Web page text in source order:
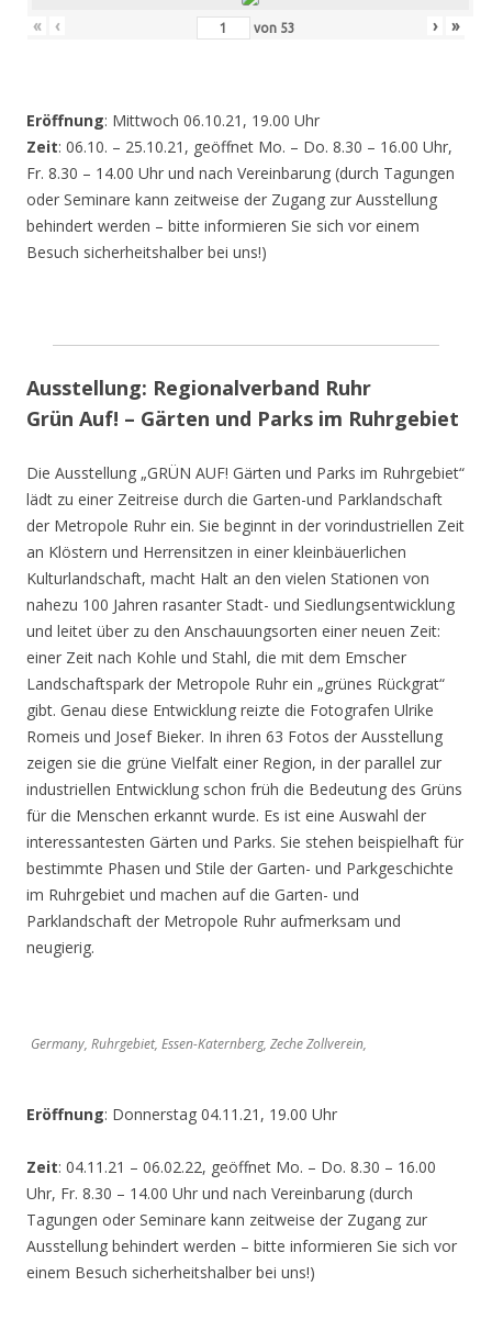
« ‹ von 53 › »
Eröffnung: Mittwoch 06.10.21, 19.00 Uhr
Zeit: 06.10. – 25.10.21, geöffnet Mo. – Do. 8.30 – 16.00 Uhr,
Fr. 8.30 – 14.00 Uhr und nach Vereinbarung (durch Tagungen
oder Seminare kann zeitweise der Zugang zur Ausstellung
behindert werden – bitte informieren Sie sich vor einem
Besuch sicherheitshalber bei uns!)
Ausstellung: Regionalverband Ruhr
Grün Auf! – Gärten und Parks im Ruhrgebiet
Die Ausstellung „GRÜN AUF! Gärten und Parks im Ruhrgebiet“
lädt zu einer Zeitreise durch die Garten-und Parklandschaft
der Metropole Ruhr ein. Sie beginnt in der vorindustriellen Zeit
an Klöstern und Herrensitzen in einer kleinbäuerlichen
Kulturlandschaft, macht Halt an den vielen Stationen von
nahezu 100 Jahren rasanter Stadt- und Siedlungsentwicklung
und leitet über zu den Anschauungsorten einer neuen Zeit:
einer Zeit nach Kohle und Stahl, die mit dem Emscher
Landschaftspark der Metropole Ruhr ein „grünes Rückgrat“
gibt. Genau diese Entwicklung reizte die Fotografen Ulrike
Romeis und Josef Bieker. In ihren 63 Fotos der Ausstellung
zeigen sie die grüne Vielfalt einer Region, in der parallel zur
industriellen Entwicklung schon früh die Bedeutung des Grüns
für die Menschen erkannt wurde. Es ist eine Auswahl der
interessantesten Gärten und Parks. Sie stehen beispielhaft für
bestimmte Phasen und Stile der Garten- und Parkgeschichte
im Ruhrgebiet und machen auf die Garten- und
Parklandschaft der Metropole Ruhr aufmerksam und
neugierig.
Germany, Ruhrgebiet, Essen-Katernberg, Zeche Zollverein,
Eröffnung: Donnerstag 04.11.21, 19.00 Uhr
Zeit: 04.11.21 – 06.02.22, geöffnet Mo. – Do. 8.30 – 16.00
Uhr, Fr. 8.30 – 14.00 Uhr und nach Vereinbarung (durch
Tagungen oder Seminare kann zeitweise der Zugang zur
Ausstellung behindert werden – bitte informieren Sie sich vor
einem Besuch sicherheitshalber bei uns!)